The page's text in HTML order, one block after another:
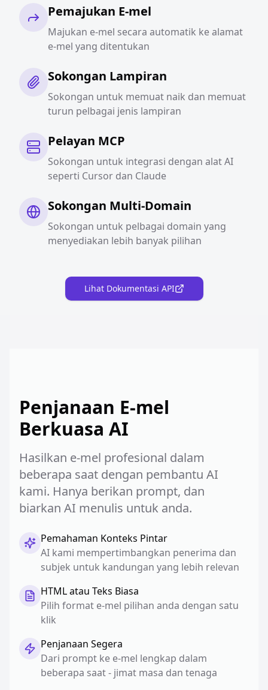
Pemajukan E-mel
Majukan e-mel secara automatik ke alamat
e-mel yang ditentukan
Sokongan Lampiran
Sokongan untuk memuat naik dan memuat
turun pelbagai jenis lampiran
Pelayan MCP
Sokongan untuk integrasi dengan alat AI
seperti Cursor dan Claude
Sokongan Multi-Domain
Sokongan untuk pelbagai domain yang
menyediakan lebih banyak pilihan
Lihat Dokumentasi API
Penjanaan E-mel
Berkuasa AI
Hasilkan e-mel profesional dalam
beberapa saat dengan pembantu AI
kami. Hanya berikan prompt, dan
biarkan AI menulis untuk anda.
Pemahaman Konteks Pintar
AI kami mempertimbangkan penerima dan
subjek untuk kandungan yang lebih relevan
HTML atau Teks Biasa
Pilih format e-mel pilihan anda dengan satu
klik
Penjanaan Segera
Dari prompt ke e-mel lengkap dalam
beberapa saat - jimat masa dan tenaga